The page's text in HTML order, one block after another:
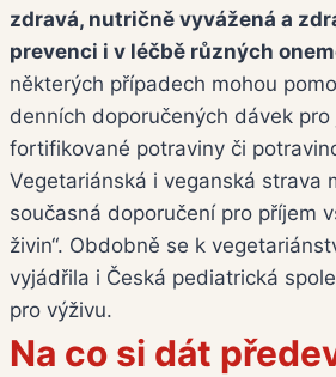
zdravá, nutričně vyvážená a
prevenci i v léčbě různých
některých případech mohou
denních doporučených dávek
fortifikované potraviny či
Vegetariánská i veganská strava
současná doporučení pro příjem
živin“. Obdobně se k
vyjádřila i Česká pediatrická
pro výživu.
Na co si dát